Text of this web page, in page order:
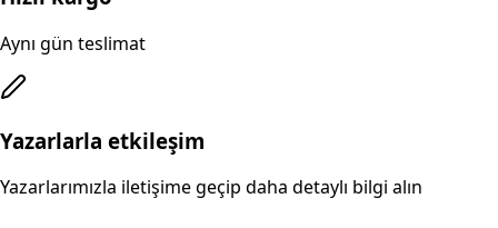
Aynı gün teslimat
Yazarlarla etkileşim
Yazarlarımızla iletişime geçip daha detaylı bilgi alın